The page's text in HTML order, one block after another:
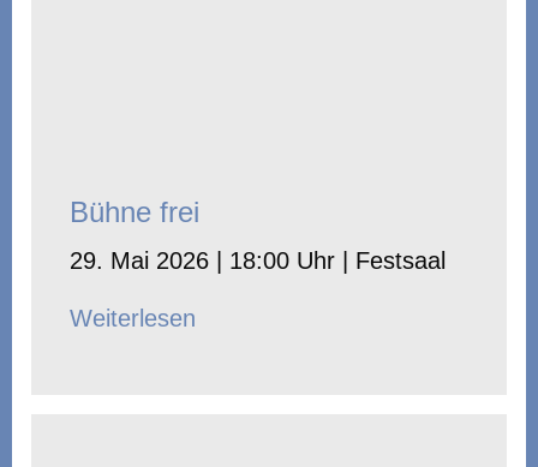
Bühne frei
29. Mai 2026 | 18:00 Uhr | Festsaal
Weiterlesen